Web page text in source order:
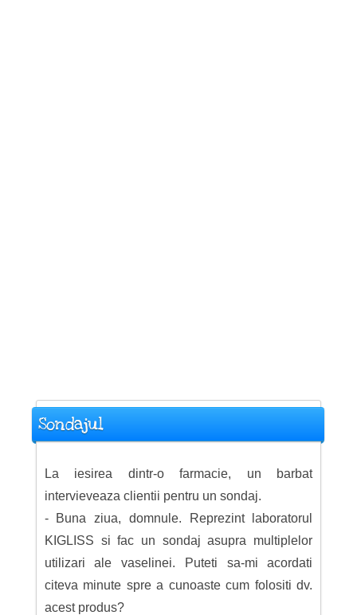
Sondajul
La iesirea dintr-o farmacie, un barbat
intervieveaza clientii pentru un sondaj.
- Buna ziua, domnule. Reprezint laboratorul
KIGLISS si fac un sondaj asupra multiplelor
utilizari ale vaselinei. Puteti sa-mi acordati
citeva minute spre a cunoaste cum folositi dv.
acest produs?